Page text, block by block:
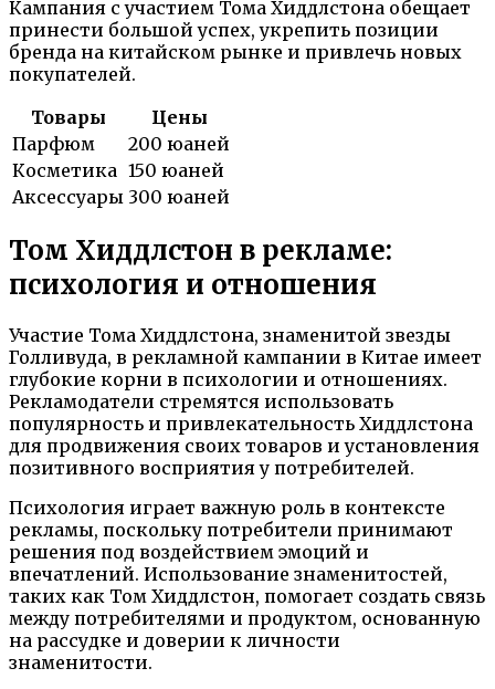
Кампания с участием Тома Хиддлстона обещает
принести большой успех, укрепить позиции
бренда на китайском рынке и привлечь новых
покупателей.
Товары
Цены
Парфюм
200 юаней
Косметика 150 юаней
Аксессуары 300 юаней
Том Хиддлстон в рекламе:
психология и отношения
Участие Тома Хиддлстона, знаменитой звезды
Голливуда, в рекламной кампании в Китае имеет
глубокие корни в психологии и отношениях.
Рекламодатели стремятся использовать
популярность и привлекательность Хиддлстона
для продвижения своих товаров и установления
позитивного восприятия у потребителей.
Психология играет важную роль в контексте
рекламы, поскольку потребители принимают
решения под воздействием эмоций и
впечатлений. Использование знаменитостей,
таких как Том Хиддлстон, помогает создать связь
между потребителями и продуктом, основанную
на рассудке и доверии к личности
знаменитости.